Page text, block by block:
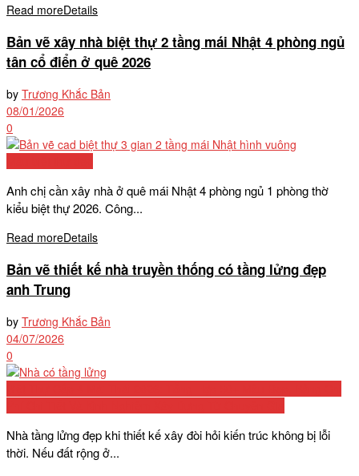
Read moreDetails
Bản vẽ xây nhà biệt thự 2 tầng mái Nhật 4 phòng ngủ
tân cổ điển ở quê 2026
by Trương Khắc Bản
08/01/2026
0
Anh chị cần xây nhà ở quê mái Nhật 4 phòng ngủ 1 phòng thờ
kiểu biệt thự 2026. Công...
Read moreDetails
Bản vẽ thiết kế nhà truyền thống có tầng lửng đẹp
anh Trung
by Trương Khắc Bản
04/07/2026
0
Nhà tầng lửng đẹp khi thiết kế xây đòi hỏi kiến trúc không bị lỗi
thời. Nếu đất rộng ở...